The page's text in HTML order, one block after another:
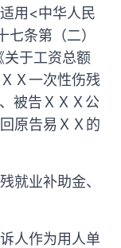
用<中华人民
条第（二）
于工资总额
Ｘ一次性伤残
被告ＸＸＸ公
原告易ＸＸ的
就业补助金、
人作为用人单